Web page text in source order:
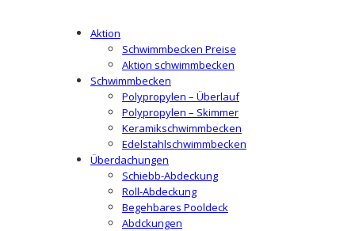
Aktion
Schwimmbecken Preise
Aktion schwimmbecken
Schwimmbecken
Polypropylen – Überlauf
Polypropylen – Skimmer
Keramikschwimmbecken
Edelstahlschwimmbecken
Überdachungen
Schiebb-Abdeckung
Roll-Abdeckung
Begehbares Pooldeck
Abdckungen